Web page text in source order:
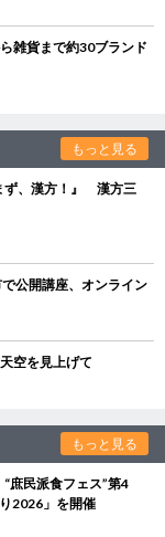
雑貨まで約30ブランド
もっと見る
ず、漢方！』 漢方三
公開講座、オンライン
空を見上げて
もっと見る
庶民派食フェス”第4
2026」を開催